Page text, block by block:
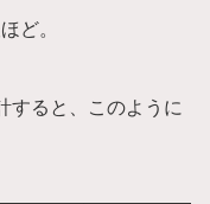
ど。
すると、このように